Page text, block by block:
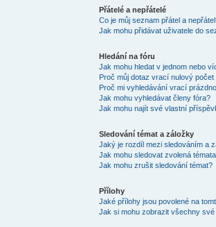
Přátelé a nepřátelé
Co je můj seznam přátel a
Jak mohu přidávat uživatele do
Hledání na fóru
Jak mohu hledat v jednom nebo
Proč můj dotaz vrací nulový
Proč mi vyhledávání vrací
Jak mohu vyhledávat členy fóra?
Jak mohu najít své vlastní
Sledování témat a záložky
Jaký je rozdíl mezi sledováním a
Jak mohu sledovat zvolená
Jak mohu zrušit sledování témat?
Přílohy
Jaké přílohy jsou povolené na
Jak si mohu zobrazit všechny